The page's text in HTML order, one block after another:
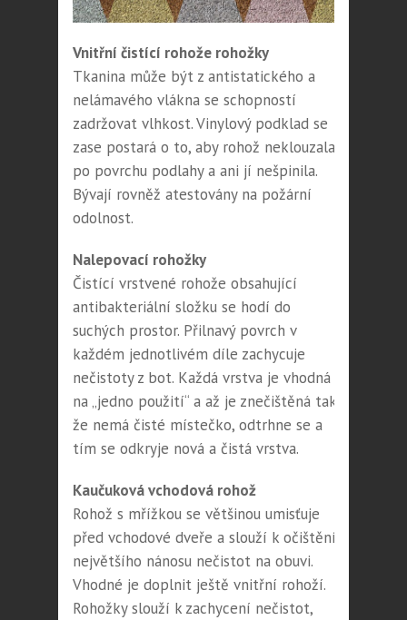
Vnitřní čistící rohože rohožky
Tkanina může být z antistatického a
nelámavého vlákna se schopností
zadržovat vlhkost. Vinylový podklad se
zase postará o to, aby rohož neklouzala
po povrchu podlahy a ani jí nešpinila.
Bývají rovněž atestovány na požární
odolnost.
Nalepovací rohožky
Čistící vrstvené rohože obsahující
antibakteriální složku se hodí do
suchých prostor. Přilnavý povrch v
každém jednotlivém díle zachycuje
nečistoty z bot. Každá vrstva je vhodná
na „jedno použití“ a až je znečištěná tak,
že nemá čisté místečko, odtrhne se a
tím se odkryje nová a čistá vrstva.
Kaučuková vchodová rohož
Rohož s mřížkou se většinou umisťuje
před vchodové dveře a slouží k očištění
největšího nánosu nečistot na obuvi.
Vhodné je doplnit ještě vnitřní rohoží.
Rohožky slouží k zachycení nečistot,